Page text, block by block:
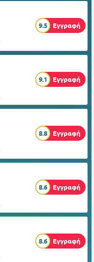
9.5 Εγγραφή
9.1 Εγγραφή
8.8 Εγγραφή
8.6 Εγγραφή
8.6 Εγγραφή